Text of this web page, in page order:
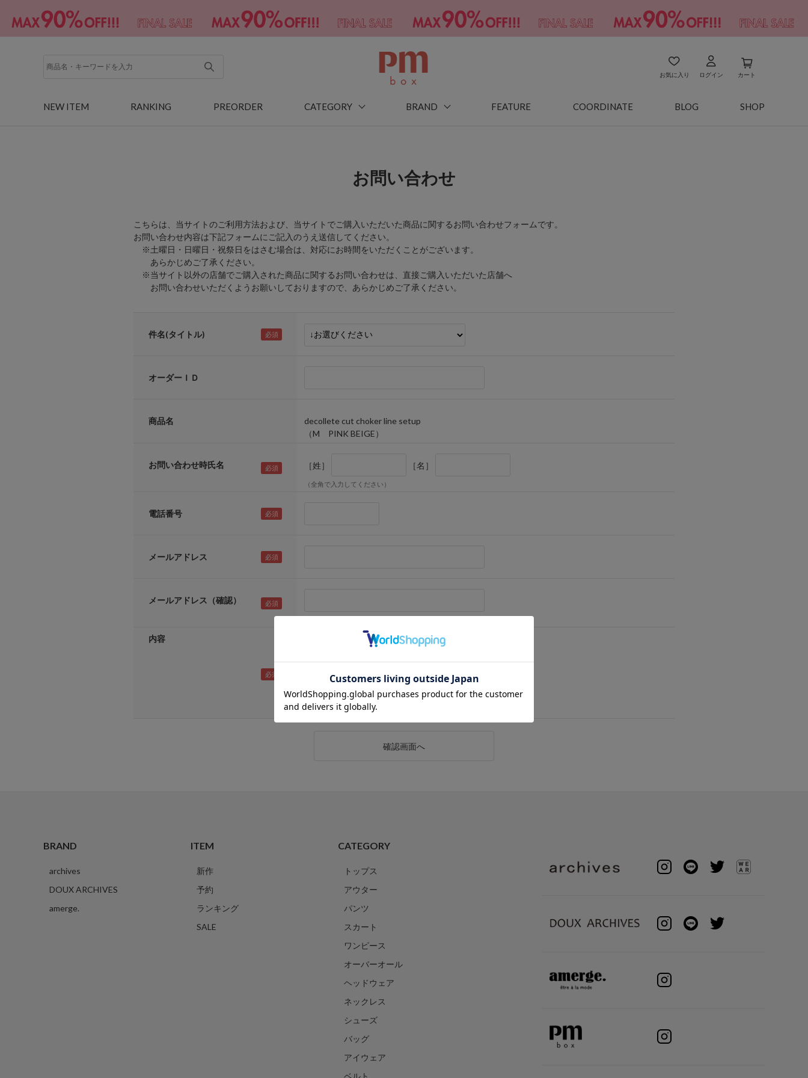
お気に入り ログイン カート
NEW ITEM RANKING PREORDER CATEGORY BRAND FEATURE COORDINATE BLOG SHOP
お問い合わせ
こちらは、当サイトのご利用方法および、当サイトでご購入いただいた商品に関するお問い合わせフォームです。
お問い合わせ内容は下記フォームにご記入のうえ送信してください。
※土曜日・日曜日・祝祭日をはさむ場合は、対応にお時間をいただくことがございます。
あらかじめご了承ください。
※当サイト以外の店舗でご購入された商品に関するお問い合わせは、直接ご購入いただいた店舗へ
お問い合わせいただくようお願いしておりますので、あらかじめご了承ください。
件名(タイトル)
オーダーＩＤ
商品名
decollete cut choker line setup
（M PINK BEIGE）
お問い合わせ時氏名 ［姓］ ［名］
（全角で入力してください）
電話番号
メールアドレス
メールアドレス（確認）
内容
BRAND
archives
DOUX ARCHIVES
amerge.
ITEM
新作
予約
ランキング
SALE
CATEGORY
トップス
アウター
パンツ
スカート
ワンピース
オーバーオール
ヘッドウェア
ネックレス
シューズ
バッグ
アイウェア
ベルト